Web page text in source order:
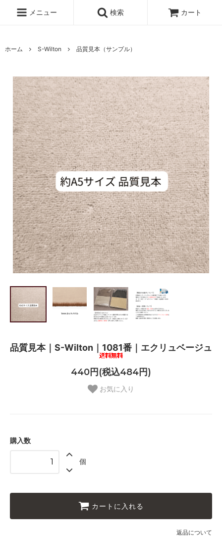
メニュー 検索 カート
ホーム S-Wilton 品質見本（サンプル）
品質見本｜S-Wilton｜1081番｜エクリュベージュ
440円(税込484円)
お気に入り
購入数
個
カートに入れる
返品について